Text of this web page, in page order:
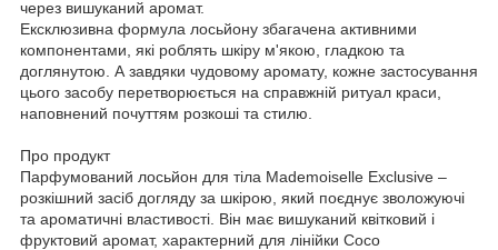
через вишуканий аромат.
Ексклюзивна формула лосьйону збагачена активними
компонентами, які роблять шкіру м'якою, гладкою та
доглянутою. А завдяки чудовому аромату, кожне застосування
цього засобу перетворюється на справжній ритуал краси,
наповнений почуттям розкоші та стилю.
Про продукт
Парфумований лосьйон для тіла Mademoiselle Exclusive –
розкішний засіб догляду за шкірою, який поєднує зволожуючі
та ароматичні властивості. Він має вишуканий квітковий і
фруктовий аромат, характерний для лінійки Coco